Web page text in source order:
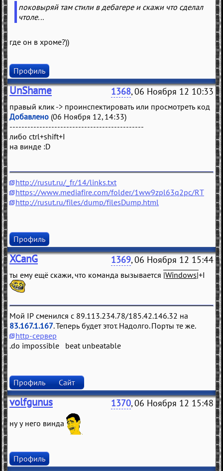
поковыряй там стили в дебагере и скажи что сделал
чтоле...
где он в хроме?))
Профиль
UnShame 1368, 06 Ноября 12 10:33
правый клик -> проинспектировать или просмотреть код
Добавлено (06 Ноября 12, 14:33)
---------------------------------------------
либо ctrl+shift+I
на винде :D
http://rusut.ru/_fr/14/links.txt
https://www.mediafire.com/folder/1ww9zpl63q2pc/RT
http://rusut.ru/files/dump/filesDump.html
Профиль
XCanG 1369, 06 Ноября 12 15:44
ты ему ещё скажи, что команда вызывается |Windows|+I
Мой IP сменился с 89.113.234.78/185.42.146.32 на
83.167.1.167. Теперь будет этот. Надолго. Порты те же.
http-сервер
.do impossible beat unbeatable
Профиль Сайт
volfgunus 1370, 06 Ноября 12 15:48
ну у него винда
Профиль